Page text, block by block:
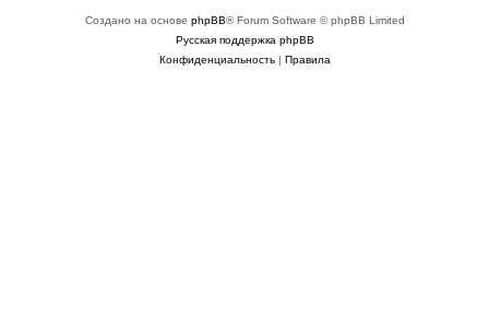
Создано на основе phpBB® Forum Software © phpBB Limited
Русская поддержка phpBB
Конфиденциальность| Правила